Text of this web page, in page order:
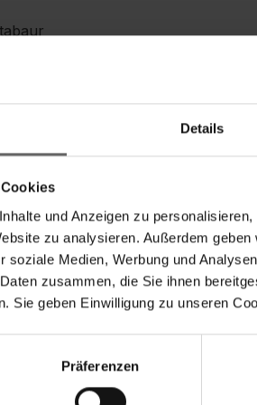
Details
und Anzeigen zu
zu analysieren. Außerdem
soziale Medien, Werbung und
zusammen, die Sie ihnen
Sie geben Einwilligung zu unseren
Präferenzen
149 319 780